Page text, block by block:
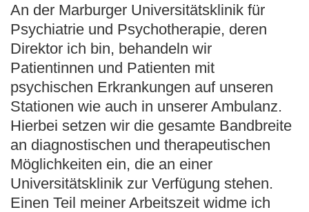
An der Marburger Universitätsklinik für
Psychiatrie und Psychotherapie, deren
Direktor ich bin, behandeln wir
Patientinnen und Patienten mit
psychischen Erkrankungen auf unseren
Stationen wie auch in unserer Ambulanz.
Hierbei setzen wir die gesamte Bandbreite
an diagnostischen und therapeutischen
Möglichkeiten ein, die an einer
Universitätsklinik zur Verfügung stehen.
Einen Teil meiner Arbeitszeit widme ich